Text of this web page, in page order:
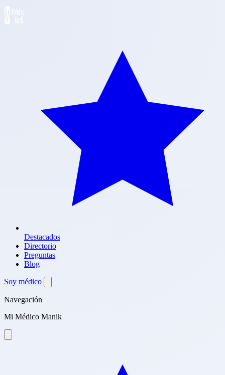
Destacados
Directorio
Preguntas
Blog
Soy médico
Navegación
Mi Médico Manik